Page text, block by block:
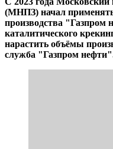
(МНПЗ) начал
производства "Газпром
каталитического
нарастить объёмы
служба "Газпром